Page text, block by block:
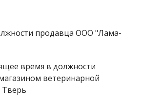
продавца ООО "Лама-
время в должности
ветеринарной
Тверь